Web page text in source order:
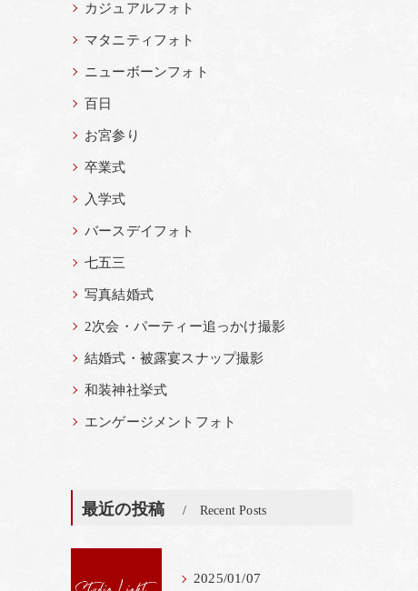
カジュアルフォト
マタニティフォト
ニューボーンフォト
百日
お宮参り
卒業式
入学式
バースデイフォト
七五三
写真結婚式
2次会・パーティー追っかけ撮影
結婚式・被露宴スナップ撮影
和装神社挙式
エンゲージメントフォト
最近の投稿 Recent Posts
2025/01/07